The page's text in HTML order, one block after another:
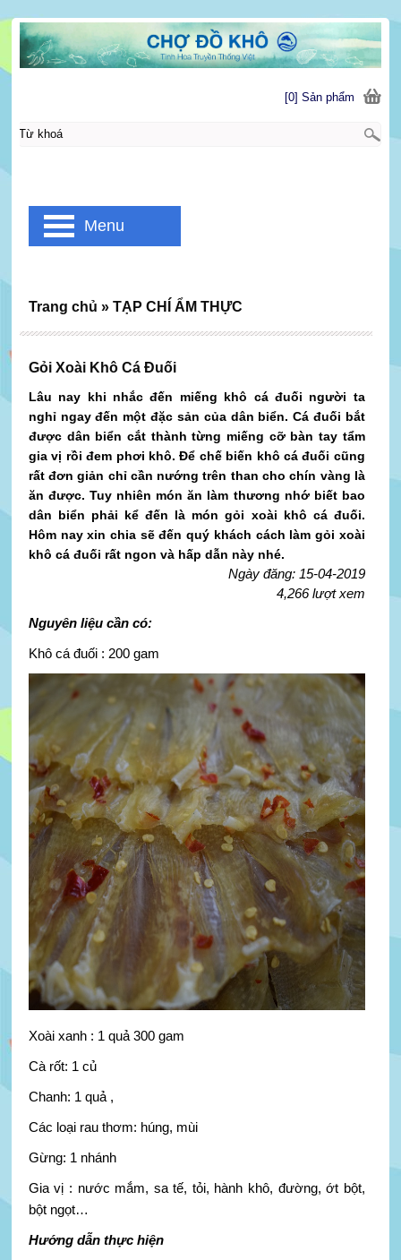
Gỏi Xoài Khô Cá Đuối
Lâu nay khi nhắc đến miếng khô cá đuối người ta
nghỉ ngay đến một đặc sản của dân biển. Cá đuối bắt
được dân biển cắt thành từng miếng cỡ bàn tay tẩm
gia vị rồi đem phơi khô. Để chế biến khô cá đuối cũng
rất đơn giản chỉ cần nướng trên than cho chín vàng là
ăn được. Tuy nhiên món ăn làm thương nhớ biết bao
dân biển phải kể đến là món gỏi xoài khô cá đuối.
Hôm nay xin chia sẽ đến quý khách cách làm gỏi xoài
khô cá đuối rất ngon và hấp dẫn này nhé.
Ngày đăng: 15-04-2019
4,266 lượt xem
Nguyên liệu cần có:
Khô cá đuối : 200 gam
Xoài xanh : 1 quả 300 gam
Cà rốt: 1 củ
Chanh: 1 quả ,
Các loại rau thơm: húng, mùi
Gừng: 1 nhánh
Gia vị : nước mắm, sa tế, tỏi, hành khô, đường, ớt bột,
bột ngọt…
Hướng dẫn thực hiện
Trang chủ » TẠP CHÍ ẨM THỰC
[0] Sản phẩm
Menu